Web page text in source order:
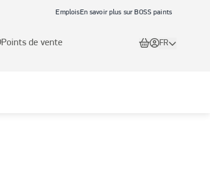
EmploisEn savoir plus sur BOSS paints
Points de vente FR